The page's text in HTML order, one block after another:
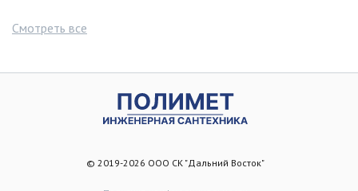
Смотреть все
© 2019-2026 ООО СК "Дальний Восток"